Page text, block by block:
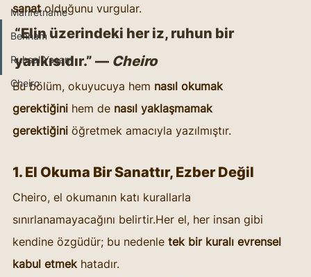
Marifetname
Benham
Ruhsal Yaşam
Cheiro
sanat olduğunu vurgular.
“Elin üzerindeki her iz, ruhun bir
yankısıdır.” — Cheiro
Bu bölüm, okuyucuya hem nasıl okumak
gerektiğini hem de nasıl yaklaşmamak
gerektiğini öğretmek amacıyla yazılmıştır.
1. El Okuma Bir Sanattır, Ezber Değil
Cheiro, el okumanın katı kurallarla
sınırlanamayacağını belirtir.Her el, her insan gibi
kendine özgüdür; bu nedenle tek bir kuralı evrensel
kabul etmek hatadır.